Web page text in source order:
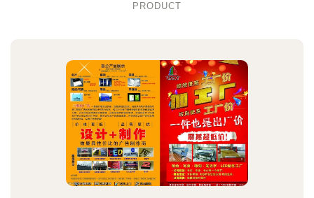
PRODUCT